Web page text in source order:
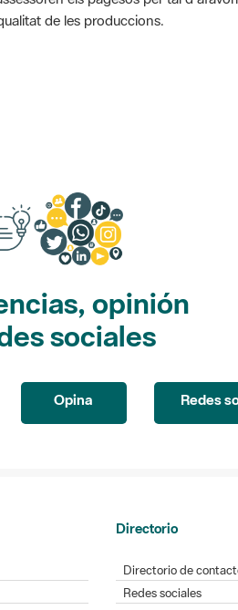
de les produccions.
opinión
sociales
Opina Redes
Directorio
Directorio de
Redes sociales